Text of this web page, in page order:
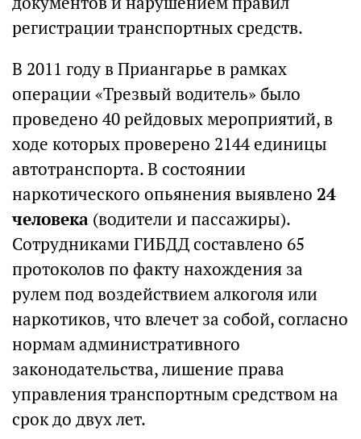
регистрации транспортных средств.
В 2011 году в Приангарье в рамках
операции «Трезвый водитель» было
проведено 40 рейдовых мероприятий, в
ходе которых проверено 2144 единицы
автотранспорта. В состоянии
наркотического опьянения выявлено 24
человека (водители и пассажиры).
Сотрудниками ГИБДД составлено 65
протоколов по факту нахождения за
рулем под воздействием алкоголя или
наркотиков, что влечет за собой, согласно
нормам административного
законодательства, лишение права
управления транспортным средством на
срок до двух лет.